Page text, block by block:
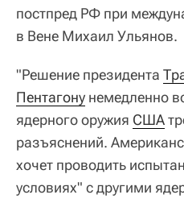
постпред РФ при
в Вене Михаил Ульянов.
"Решение президента
Пентагону немедленно
ядерного оружия США
разъяснений.
хочет проводить
условиях" с другими